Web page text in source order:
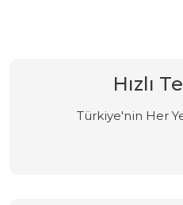
Hızlı
Türkiye'nin Her